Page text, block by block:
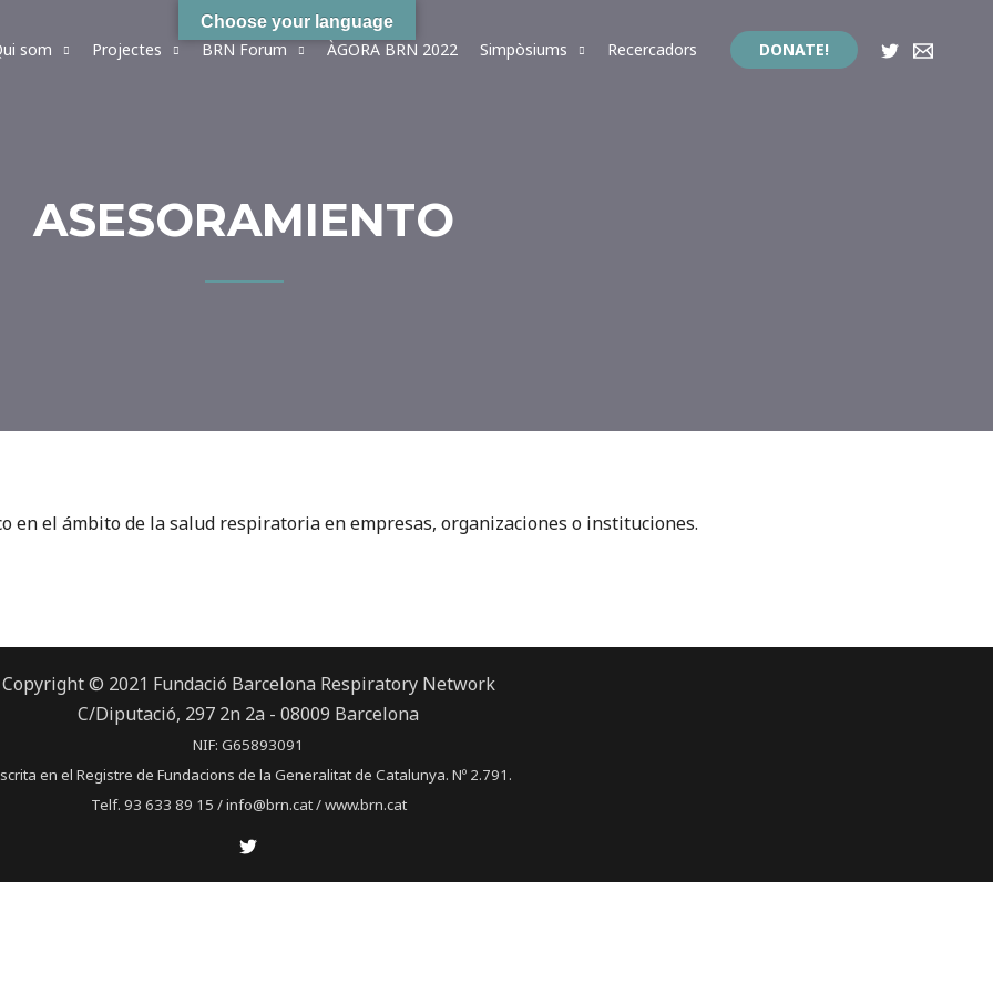
som Projectes BRN Forum ÀGORA BRN 2022 Simpòsiums Recercadors DONATE!
ASESORAMIENTO
en el ámbito de la salud respiratoria en empresas, organizaciones o instituciones.
Copyright © 2021 Fundació Barcelona Respiratory Network
C/Diputació, 297 2n 2a - 08009 Barcelona
NIF: G65893091
en el Registre de Fundacions de la Generalitat de Catalunya. Nº 2.791.
Telf. 93 633 89 15 / info@brn.cat / www.brn.cat
Choose your language